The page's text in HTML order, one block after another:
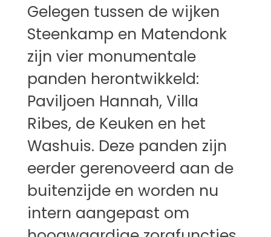
Gelegen tussen de wijken
Steenkamp en Matendonk
zijn vier monumentale
panden herontwikkeld:
Paviljoen Hannah, Villa
Ribes, de Keuken en het
Washuis. Deze panden zijn
eerder gerenoveerd aan de
buitenzijde en worden nu
intern aangepast om